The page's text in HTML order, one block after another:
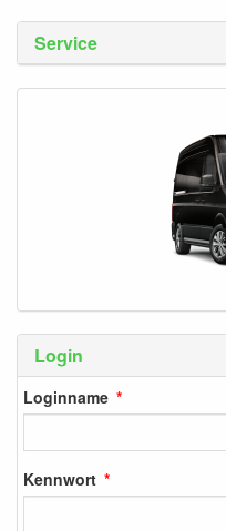
Service
Login
Loginname
Kennwort